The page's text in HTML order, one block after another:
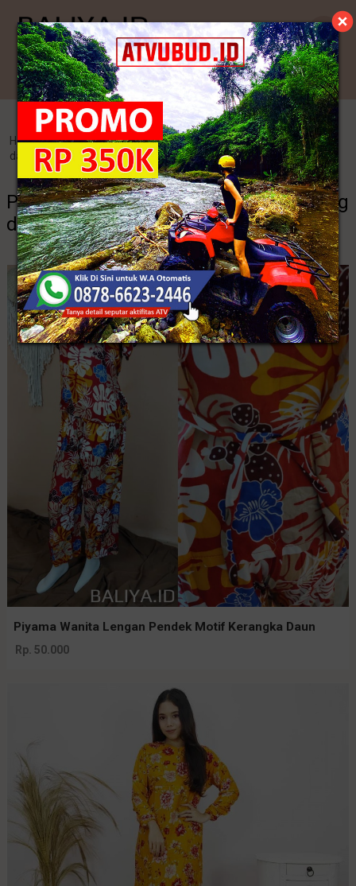
Kategori
Home >Pakaian Adat >Perbedaan Falsafah Corak Batik Parang
dan Batik Truntum
Perbedaan Falsafah Corak Batik Parang
dan Batik Truntum
Piyama Wanita Lengan Pendek Motif Kerangka Daun
Rp. 50.000